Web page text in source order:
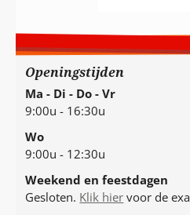
Openingstijden
Ma - Di - Do - Vr
9:00u - 16:30u
Wo
9:00u - 12:30u
Weekend en feestdagen
Gesloten. Klik hier voor de